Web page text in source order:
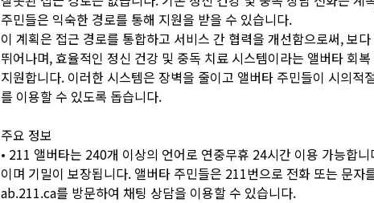
주민들은 익숙한 경로를 통해 지원을 받을 수 있습니다.
이 계획은 접근 경로를 통합하고 서비스 간 협력을 개선함으로써, 보
뛰어나며, 효율적인 정신 건강 및 중독 치료 시스템이라는 앨버타 회
지원합니다. 이러한 시스템은 장벽을 줄이고 앨버타 주민들이 시의적
를 이용할 수 있도록 돕습니다.
주요 정보
• 211 앨버타는 240개 이상의 언어로 연중무휴 24시간 이용 가능합
이며 기밀이 보장됩니다. 앨버타 주민들은 211번으로 전화 또는 문자
ab.211.ca를 방문하여 채팅 상담을 이용할 수 있습니다.